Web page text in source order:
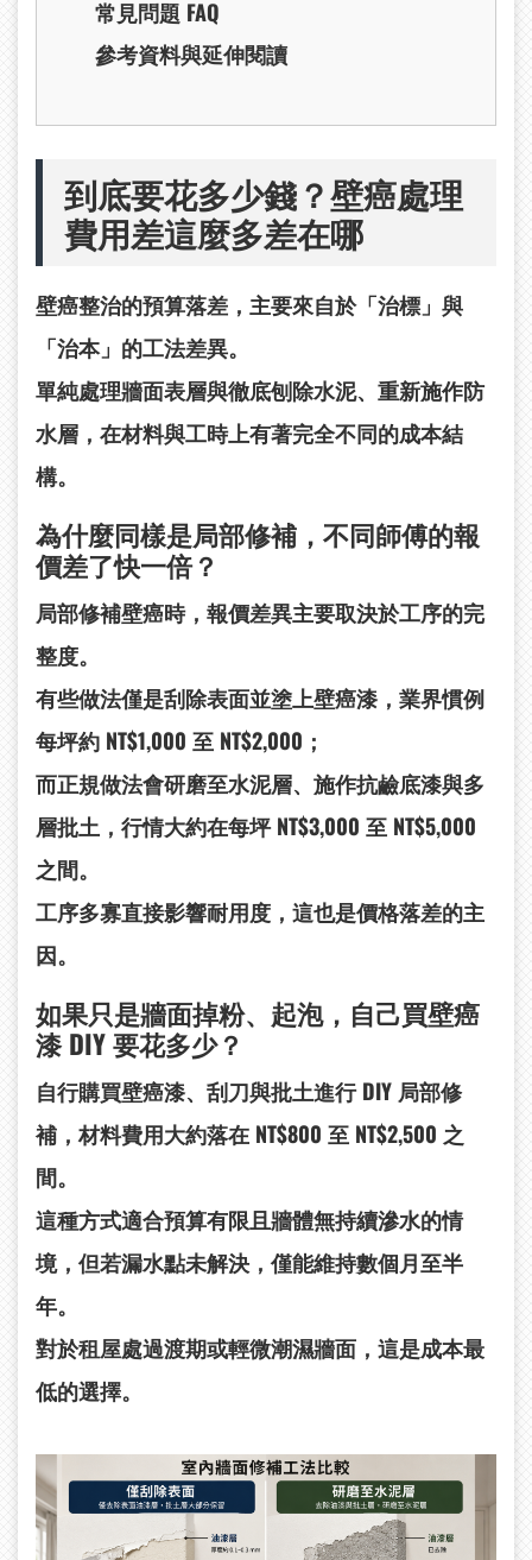
常見問題 FAQ
參考資料與延伸閱讀
到底要花多少錢？壁癌處理
費用差這麼多差在哪
壁癌整治的預算落差，主要來自於「治標」與
「治本」的工法差異。
單純處理牆面表層與徹底刨除水泥、重新施作防
水層，在材料與工時上有著完全不同的成本結
構。
為什麼同樣是局部修補，不同師傅的報
價差了快一倍？
局部修補壁癌時，報價差異主要取決於工序的完
整度。
有些做法僅是刮除表面並塗上壁癌漆，業界慣例
每坪約 NT$1,000 至 NT$2,000；
而正規做法會研磨至水泥層、施作抗鹼底漆與多
層批土，行情大約在每坪 NT$3,000 至 NT$5,000
之間。
工序多寡直接影響耐用度，這也是價格落差的主
因。
如果只是牆面掉粉、起泡，自己買壁癌
漆 DIY 要花多少？
自行購買壁癌漆、刮刀與批土進行 DIY 局部修
補，材料費用大約落在 NT$800 至 NT$2,500 之
間。
這種方式適合預算有限且牆體無持續滲水的情
境，但若漏水點未解決，僅能維持數個月至半
年。
對於租屋處過渡期或輕微潮濕牆面，這是成本最
低的選擇。